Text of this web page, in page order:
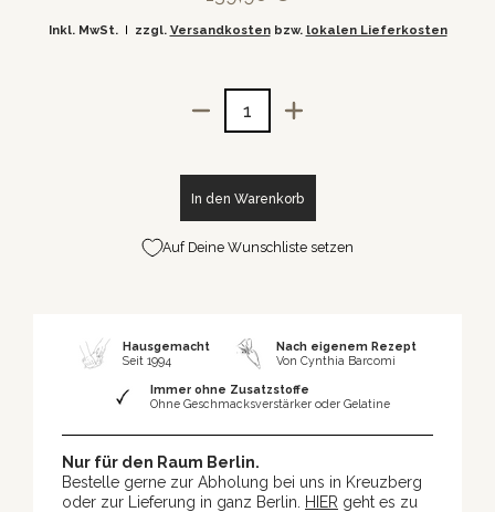
Inkl. MwSt. zzgl. Versandkostenbzw. lokalen Lieferkosten
In den Warenkorb
Auf Deine Wunschliste setzen
Hausgemacht
Seit 1994
Nach eigenem Rezept
Von Cynthia Barcomi
Immer ohne Zusatzstoffe
Ohne Geschmacksverstärker oder Gelatine
Nur für den Raum Berlin.
Bestelle gerne zur Abholung bei uns in Kreuzberg
oder zur Lieferung in ganz Berlin.
HIER geht es zu